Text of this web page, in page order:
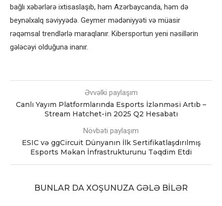
bağlı xəbərlərə ixtisaslaşıb, həm Azərbaycanda, həm də
beynəlxalq səviyyədə. Geymer mədəniyyəti və müasir
rəqəmsal trendlərlə maraqlanır. Kibersportun yeni nəsillərin
gələcəyi olduğuna inanır.
Əvvəlki paylaşım
Canlı Yayım Platformlarında Esports İzlənməsi Artıb –
Stream Hatchet-in 2025 Q2 Hesabatı
Növbəti paylaşım
ESIC və ggCircuit Dünyanın İlk Sertifikatlaşdırılmış
Esports Məkan İnfrastrukturunu Təqdim Etdi
BUNLAR DA XOŞUNUZA GƏLƏ BILƏR